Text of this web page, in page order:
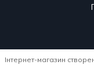
Інтернет-магазин